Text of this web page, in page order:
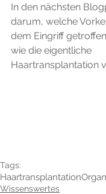
In den nächsten
darum, welche
dem Eingriff
wie die eigentliche
Haartransplantation
Tags:
Haartransplantation
Wissenswertes